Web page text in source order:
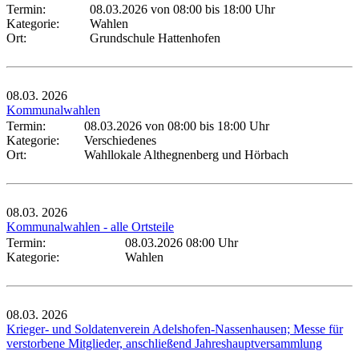
Termin: 08.03.2026 von 08:00 bis 18:00 Uhr
Kategorie:
Wahlen
Ort:
Grundschule Hattenhofen
08.03. 2026
Kommunalwahlen
Termin:
08.03.2026 von 08:00 bis 18:00 Uhr
Kategorie:
Verschiedenes
Ort:
Wahllokale Althegnenberg und Hörbach
08.03. 2026
Kommunalwahlen - alle Ortsteile
Termin:
08.03.2026 08:00 Uhr
Kategorie:
Wahlen
08.03. 2026
Krieger- und Soldatenverein Adelshofen-Nassenhausen; Messe für
verstorbene Mitglieder, anschließend Jahreshauptversammlung